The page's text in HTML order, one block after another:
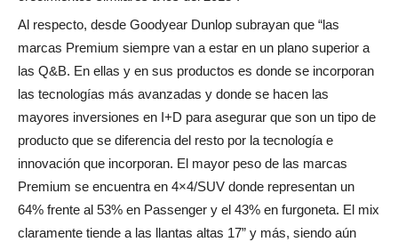
Al respecto, desde Goodyear Dunlop subrayan que “las
marcas Premium siempre van a estar en un plano superior a
las Q&B. En ellas y en sus productos es donde se incorporan
las tecnologías más avanzadas y donde se hacen las
mayores inversiones en I+D para asegurar que son un tipo de
producto que se diferencia del resto por la tecnología e
innovación que incorporan. El mayor peso de las marcas
Premium se encuentra en 4×4/SUV donde representan un
64% frente al 53% en Passenger y el 43% en furgoneta. El mix
claramente tiende a las llantas altas 17” y más, siendo aún